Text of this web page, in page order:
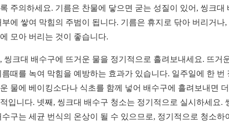
주의하세요. 기름은 찬물에 닿으면 굳는 성질이 있어, 씽크대
부에 쌓여 막힘의 주범이 됩니다. 기름은 휴지로 닦아 버리거나,
모아 버리는 것이 좋습니다.
씽크대 배수구에 뜨거운 물을 정기적으로 흘려보내세요. 뜨거
름때를 녹여 막힘을 예방하는 효과가 있습니다. 일주일에 한 번
물에 베이킹소다나 식초를 함께 넣어 배수구에 흘려보내면
입니다. 넷째, 씽크대 배수구 청소는 정기적으로 실시하세요.
수구는 세균 번식의 온상이 될 수 있으므로, 정기적으로 청소하